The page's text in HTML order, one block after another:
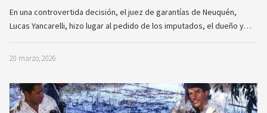
En una controvertida decisión, el juez de garantías de Neuquén,
Lucas Yancarelli, hizo lugar al pedido de los imputados, el dueño y…
20 marzo, 2026